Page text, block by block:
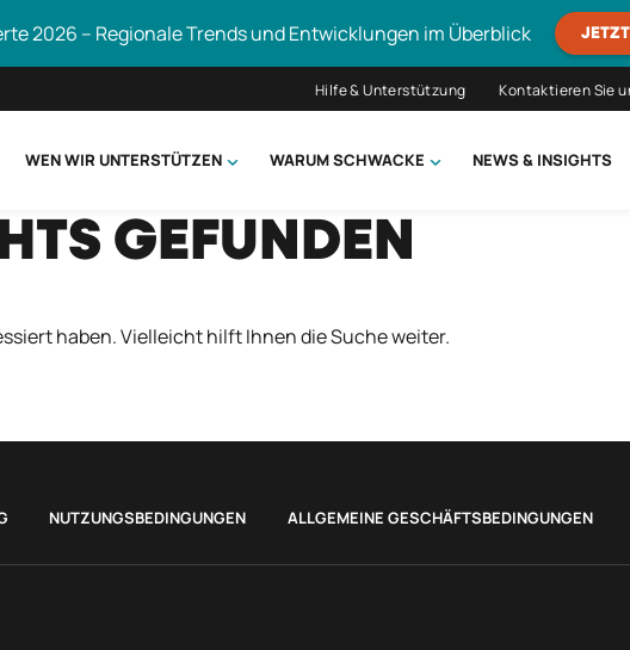
2026 – Regionale Trends und Entwicklungen im Überblick
Hilfe & Unterstützung Kontaktieren Sie
WEN WIR UNTERSTÜTZEN WARUM SCHWACKE NEWS & INSIGHTS
GEFUNDEN
haben. Vielleicht hilft Ihnen die Suche weiter.
NUTZUNGSBEDINGUNGEN ALLGEMEINE GESCHÄFTSBEDINGUNGEN